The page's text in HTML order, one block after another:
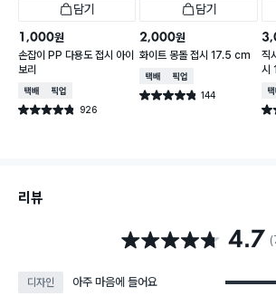
담기
1,000원
손잡이 PP 다용도 접시 아이
보리
택배배송매장픽업
별점 4.8점 926
건 작성
담기
2,000원
화이트 몽돌 접시 17.5 cm
택배배송매장픽업
별점 4.8점 144
건 작성
직
시
별
리뷰
별점 4.7점 4.7
디자인 아주 마음에 들어요